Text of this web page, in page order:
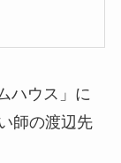
ハウス」に
師の渡辺先